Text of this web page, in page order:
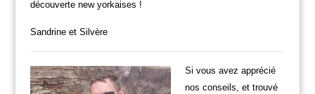
découverte new yorkaises !
Sandrine et Silvère
Si vous avez apprécié
nos conseils, et trouvé